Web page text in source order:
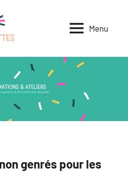
décolle
les
Formations
et
animations
sur
l'égalité
éducation
Menu
genrés pour les